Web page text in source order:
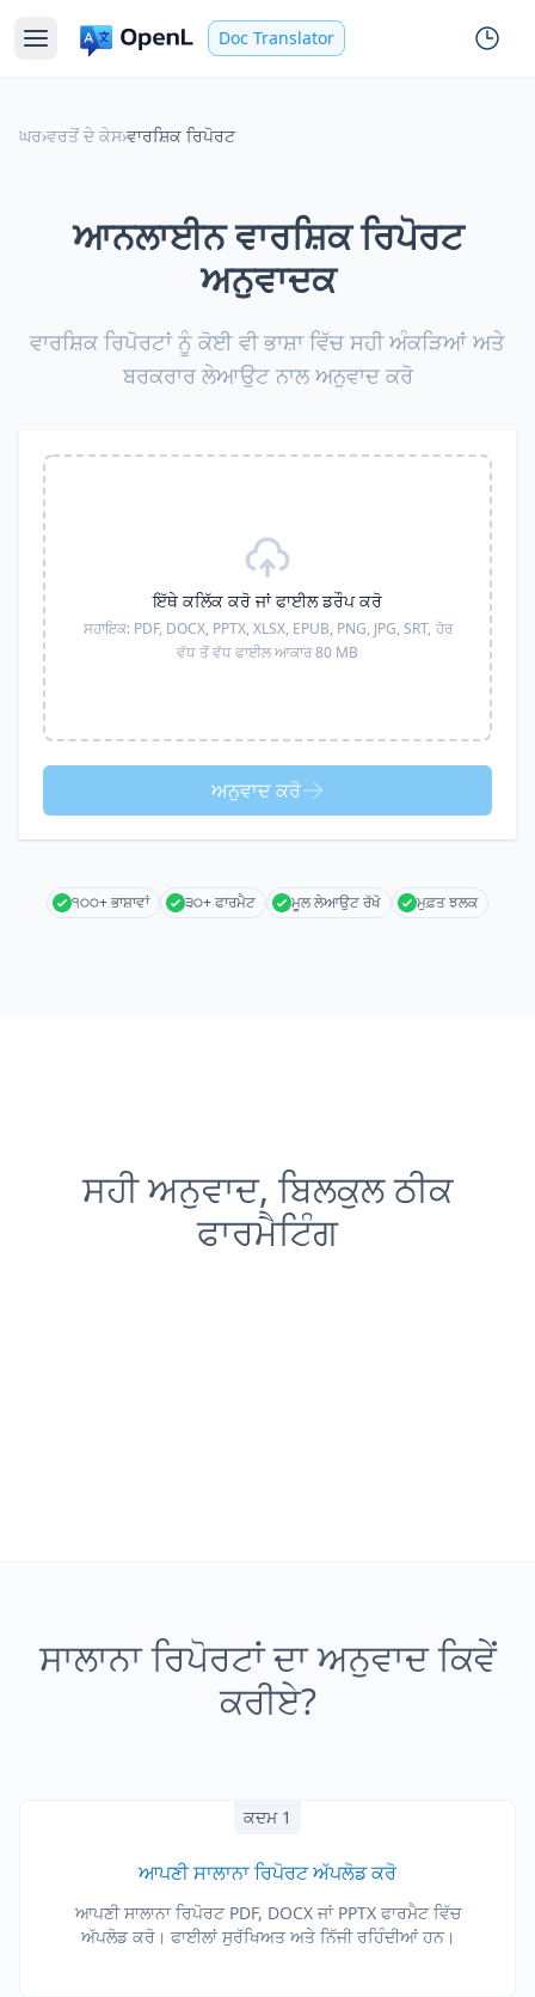
Doc Translator
ਘਰ›ਵਰਤੋਂ ਦੇ ਕੇਸ›ਵਾਰਸ਼ਿਕ ਰਿਪੋਰਟ
ਆਨਲਾਈਨ ਵਾਰਸ਼ਿਕ ਰਿਪੋਰਟ
ਅਨੁਵਾਦਕ
ਵਾਰਸ਼ਿਕ ਰਿਪੋਰਟਾਂ ਨੂੰ ਕੋਈ ਵੀ ਭਾਸ਼ਾ ਵਿੱਚ ਸਹੀ ਅੰਕੜਿਆਂ ਅਤੇ
ਬਰਕਰਾਰ ਲੇਆਉਟ ਨਾਲ ਅਨੁਵਾਦ ਕਰੋ
ਇੱਥੇ ਕਲਿੱਕ ਕਰੋ ਜਾਂ ਫਾਈਲ ਡਰੌਪ ਕਰੋ
ਸਹਾਇਕ: PDF, DOCX, PPTX, XLSX, EPUB, PNG, JPG, SRT, ਹੋਰ
ਵੱਧ ਤੋਂ ਵੱਧ ਫਾਈਲ ਆਕਾਰ 80 MB
ਅਨੁਵਾਦ ਕਰੋ
੧੦੦+ ਭਾਸ਼ਾਵਾਂ ੩੦+ ਫਾਰਮੈਟ ਮੂਲ ਲੇਆਉਟ ਰੱਖੋ ਮੁਫ਼ਤ ਝਲਕ
ਸਹੀ ਅਨੁਵਾਦ, ਬਿਲਕੁਲ ਠੀਕ
ਫਾਰਮੈਟਿੰਗ
ਸਾਲਾਨਾ ਰਿਪੋਰਟਾਂ ਦਾ ਅਨੁਵਾਦ ਕਿਵੇਂ
ਕਰੀਏ?
ਕਦਮ 1
ਆਪਣੀ ਸਾਲਾਨਾ ਰਿਪੋਰਟ ਅੱਪਲੋਡ ਕਰੋ
ਆਪਣੀ ਸਾਲਾਨਾ ਰਿਪੋਰਟ PDF, DOCX ਜਾਂ PPTX ਫਾਰਮੈਟ ਵਿੱਚ
ਅੱਪਲੋਡ ਕਰੋ। ਫਾਈਲਾਂ ਸੁਰੱਖਿਅਤ ਅਤੇ ਨਿੱਜੀ ਰਹਿੰਦੀਆਂ ਹਨ।